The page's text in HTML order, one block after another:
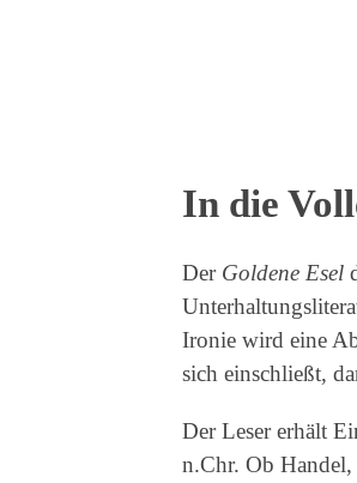
In die
Der Goldene Esel
Ironie wird eine
sich einschließt,
Der Leser erhält
n.Chr. Ob